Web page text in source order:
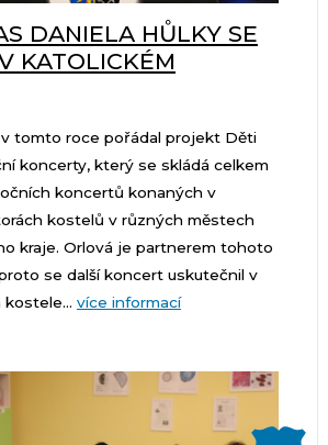
DANIELA HŮLKY SE
KATOLICKÉM
tomto roce pořádal projekt Děti
koncerty, který se skládá celkem
koncertů konaných v
kostelů v různých městech
kraje. Orlová je partnerem tohoto
se další koncert uskutečnil v
více informací